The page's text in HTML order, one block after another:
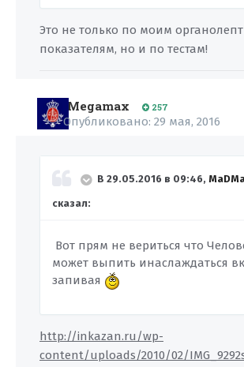
Это не только по моим
показателям, но и по тестам!
Megamax 257
Опубликовано: 29 мая, 2016
В 29.05.2016 в 09:46,
сказал:
Вот прям не вериться что
может выпить инаслаждаться
запивая
http://inkazan.ru/wp-
content/uploads/2010/02/